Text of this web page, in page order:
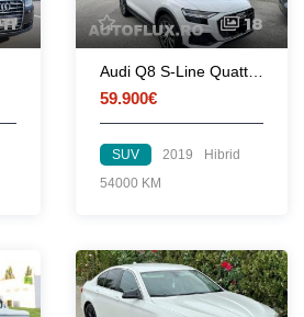
11 18
59.900€
SUV 2019
Hibrid
54000 KM